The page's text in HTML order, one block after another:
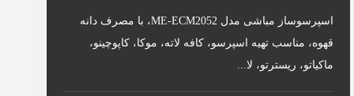
اسپرسوساز مباشی مدل ME-ECM2052، با مصرف دانه
قهوه، مناسب تهیه اسپرسو، کافه لاته، موکا، کاپوچینو،
ماکیاتو، ریسترتو، لا...